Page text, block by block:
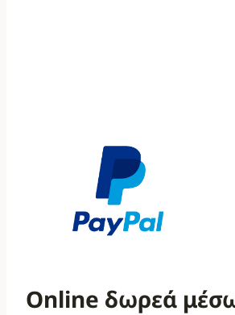
Online δωρεά